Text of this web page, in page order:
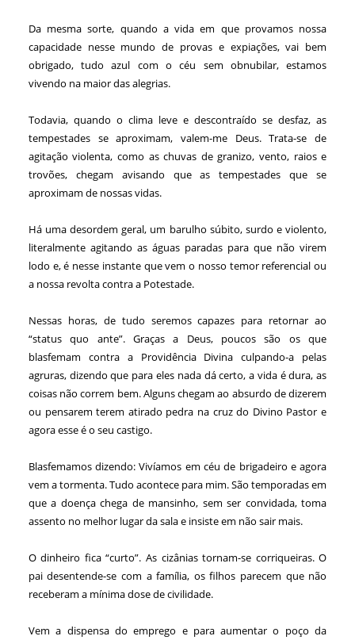
Da mesma sorte, quando a vida em que provamos nossa
capacidade nesse mundo de provas e expiações, vai bem
obrigado, tudo azul com o céu sem obnubilar, estamos
vivendo na maior das alegrias.
Todavia, quando o clima leve e descontraído se desfaz, as
tempestades se aproximam, valem-me Deus. Trata-se de
agitação violenta, como as chuvas de granizo, vento, raios e
trovões, chegam avisando que as tempestades que se
aproximam de nossas vidas.
Há uma desordem geral, um barulho súbito, surdo e violento,
literalmente agitando as águas paradas para que não virem
lodo e, é nesse instante que vem o nosso temor referencial ou
a nossa revolta contra a Potestade.
Nessas horas, de tudo seremos capazes para retornar ao
“status quo ante”. Graças a Deus, poucos são os que
blasfemam contra a Providência Divina culpando-a pelas
agruras, dizendo que para eles nada dá certo, a vida é dura, as
coisas não correm bem. Alguns chegam ao absurdo de dizerem
ou pensarem terem atirado pedra na cruz do Divino Pastor e
agora esse é o seu castigo.
Blasfemamos dizendo: Vivíamos em céu de brigadeiro e agora
vem a tormenta. Tudo acontece para mim. São temporadas em
que a doença chega de mansinho, sem ser convidada, toma
assento no melhor lugar da sala e insiste em não sair mais.
O dinheiro fica “curto”. As cizânias tornam-se corriqueiras. O
pai desentende-se com a família, os filhos parecem que não
receberam a mínima dose de civilidade.
Vem a dispensa do emprego e para aumentar o poço da